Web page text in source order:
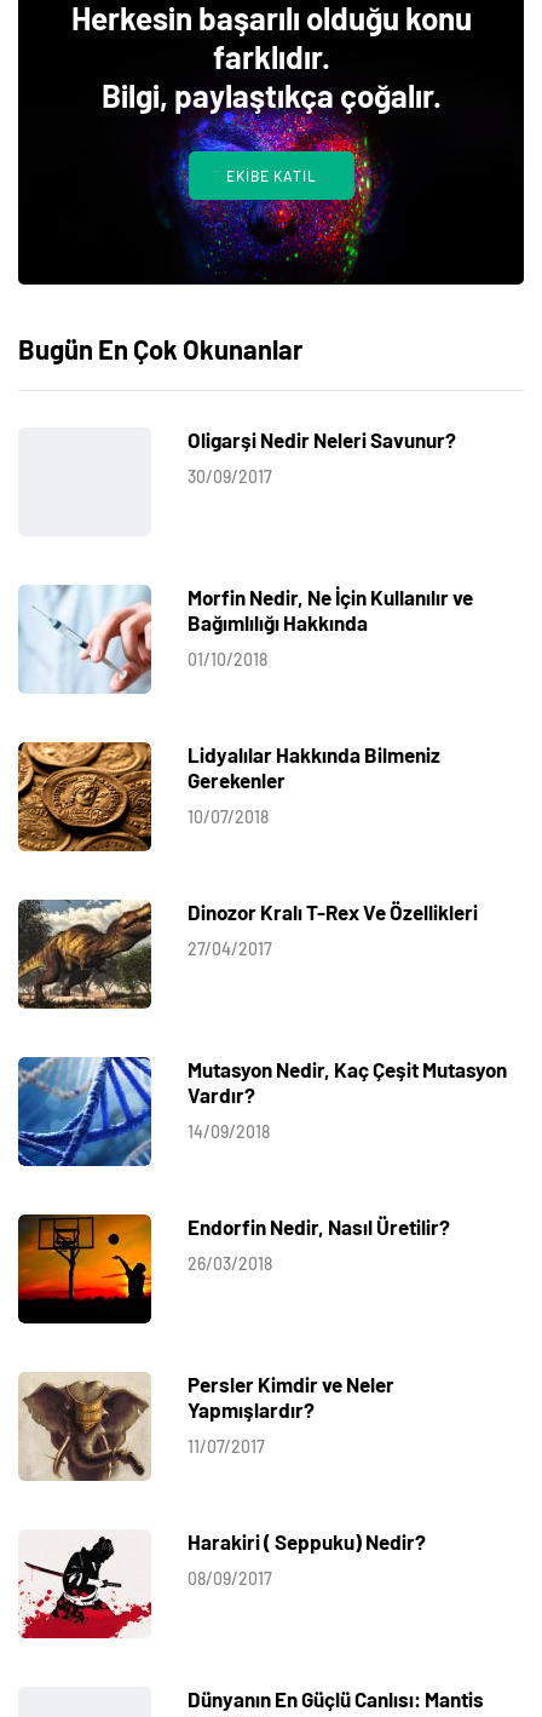
Herkesin başarılı olduğu konu
farklıdır.
Bilgi, paylaştıkça çoğalır.
EKIBE KATIL
Bugün En Çok Okunanlar
Oligarşi Nedir Neleri Savunur?
30/09/2017
Morfin Nedir, Ne İçin Kullanılır ve
Bağımlılığı Hakkında
01/10/2018
Lidyalılar Hakkında Bilmeniz
Gerekenler
10/07/2018
Dinozor Kralı T-Rex Ve Özellikleri
27/04/2017
Mutasyon Nedir, Kaç Çeşit Mutasyon
Vardır?
14/09/2018
Endorfin Nedir, Nasıl Üretilir?
26/03/2018
Persler Kimdir ve Neler
Yapmışlardır?
11/07/2017
Harakiri ( Seppuku) Nedir?
08/09/2017
Dünyanın En Güçlü Canlısı: Mantis